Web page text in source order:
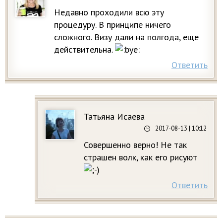
Недавно проходили всю эту
процедуру. В принципе ничего
сложного. Визу дали на полгода, еще
действительна.
Ответить
Татьяна Исаева
2017-08-13 | 10:12
Совершенно верно! Не так
страшен волк, как его рисуют
Ответить